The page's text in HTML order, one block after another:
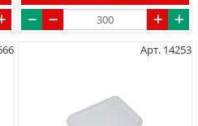
Арт. 14253